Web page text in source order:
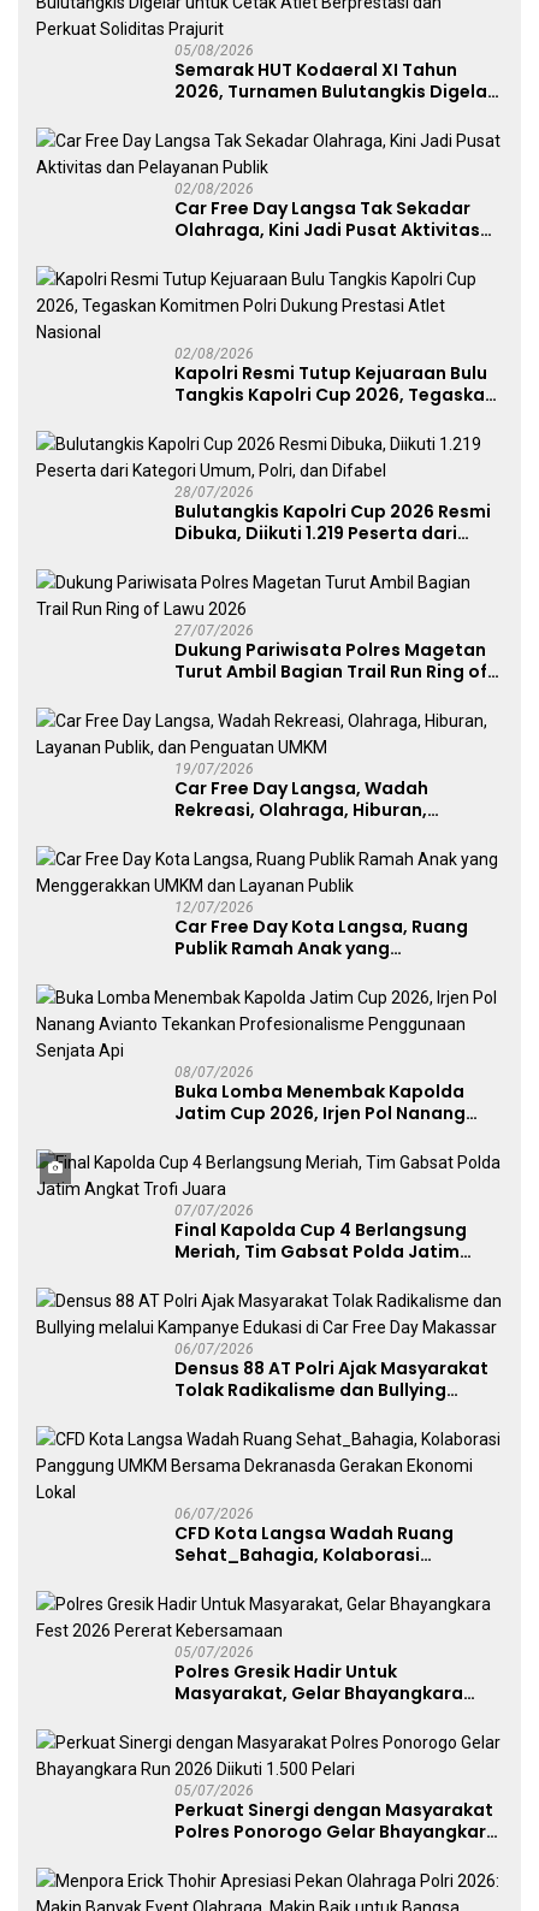
05/08/2026
Semarak HUT Kodaeral XI Tahun
2026, Turnamen Bulutangkis Digelar
Perkuat Soliditas Prajurit
02/08/2026
Car Free Day Langsa Tak Sekadar
Olahraga, Kini Jadi Pusat Aktivitas
02/08/2026
Kapolri Resmi Tutup Kejuaraan Bulu
Tangkis Kapolri Cup 2026, Tegaskan
Atlet Nasional
28/07/2026
Bulutangkis Kapolri Cup 2026 Resmi
Dibuka, Diikuti 1.219 Peserta dari
27/07/2026
Dukung Pariwisata Polres Magetan
Turut Ambil Bagian Trail Run Ring of
19/07/2026
Car Free Day Langsa, Wadah
Rekreasi, Olahraga, Hiburan,
UMKM
12/07/2026
Car Free Day Kota Langsa, Ruang
Publik Ramah Anak yang
Publik
08/07/2026
Buka Lomba Menembak Kapolda
Jatim Cup 2026, Irjen Pol Nanang
Penggunaan Senjata Api
07/07/2026
Final Kapolda Cup 4 Berlangsung
Meriah, Tim Gabsat Polda Jatim
06/07/2026
Densus 88 AT Polri Ajak Masyarakat
Tolak Radikalisme dan Bullying
Free Day Makassar
06/07/2026
CFD Kota Langsa Wadah Ruang
Sehat_Bahagia, Kolaborasi
Dekranasda Gerakan Ekonomi Lokal
05/07/2026
Polres Gresik Hadir Untuk
Masyarakat, Gelar Bhayangkara
05/07/2026
Perkuat Sinergi dengan Masyarakat
Polres Ponorogo Gelar Bhayangkara